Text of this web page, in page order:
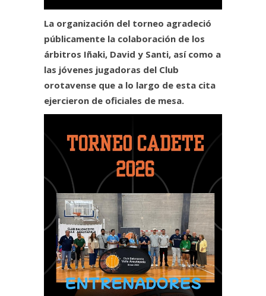
La organización del torneo agradeció
públicamente la colaboración de los
árbitros Iñaki, David y Santi, así como a
las jóvenes jugadoras del Club
orotavense que a lo largo de esta cita
ejercieron de oficiales de mesa.